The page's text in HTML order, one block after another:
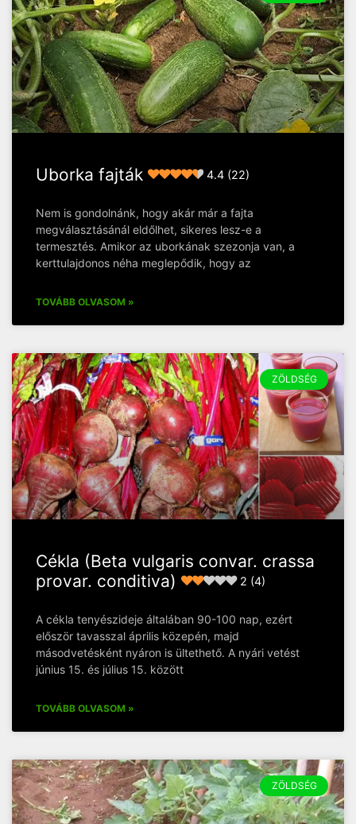
Uborka fajták 4.4 (22)
Nem is gondolnánk, hogy akár már a fajta
megválasztásánál eldőlhet, sikeres lesz-e a
termesztés. Amikor az uborkának szezonja van, a
kerttulajdonos néha meglepődik, hogy az
TOVÁBB OLVASOM »
ZÖLDSÉG
Cékla (Beta vulgaris convar. crassa
provar. conditiva)
2 (4)
A cékla tenyészideje általában 90-100 nap, ezért
először tavasszal április közepén, majd
másodvetésként nyáron is ültethető. A nyári vetést
június 15. és július 15. között
TOVÁBB OLVASOM »
ZÖLDSÉG